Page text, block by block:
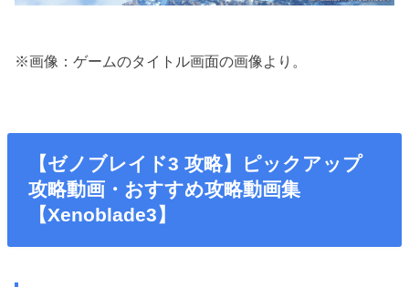
※画像：ゲームのタイトル画面の画像より。
【ゼノブレイド3 攻略】ピックアップ
攻略動画・おすすめ攻略動画集
【Xenoblade3】